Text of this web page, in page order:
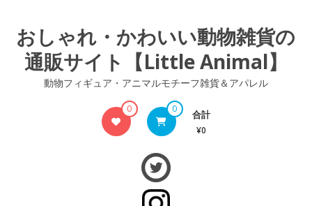
おしゃれ・かわいい動物雑貨の
通販サイト【Little Animal】
動物フィギュア・アニマルモチーフ雑貨＆アパレル
0 0 合計
¥0